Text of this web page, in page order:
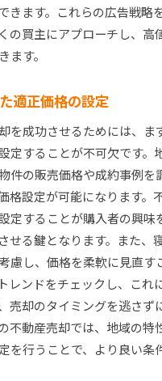
きます。これらの広告戦略
の買主にアプローチし、高
ます。
適正価格の設定
を成功させるためには、ま
定することが不可欠です。
件の販売価格や成約事例を
格設定が可能になります。
定することが購入者の興味
せる鍵となります。また、
慮し、価格を柔軟に見直す
レンドをチェックし、これ
売却のタイミングを逃さず
不動産売却では、地域の特
を行うことで、より良い条